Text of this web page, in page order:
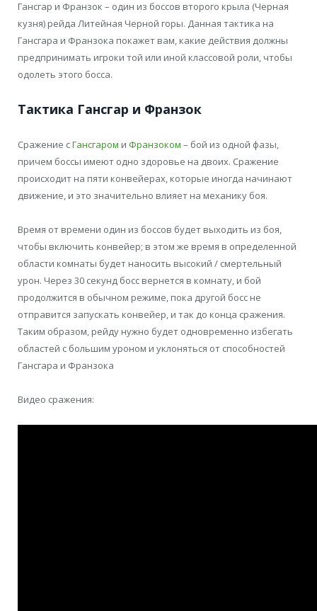
Гансгар и Франзок – один из боссов второго крыла (Черная
кузня) рейда Литейная Черной горы. Данная тактика на
Гансгара и Франзока покажет вам, какие действия должны
предпринимать игроки той или иной классовой роли, чтобы
одолеть этого босса.
Тактика Гансгар и Франзок
Сражение сГансгаром и Франзоком – бой из одной фазы,
причем боссы имеют одно здоровье на двоих. Сражение
происходит на пяти конвейерах, которые иногда начинают
движение, и это значительно влияет на механику боя.
Время от времени один из боссов будет выходить из боя,
чтобы включить конвейер; в этом же время в определенной
области комнаты будет наносить высокий / смертельный
урон. Через 30 секунд босс вернется в комнату, и бой
продолжится в обычном режиме, пока другой босс не
отправится запускать конвейер, и так до конца сражения.
Таким образом, рейду нужно будет одновременно избегать
областей с большим уроном и уклоняться от способностей
Гансгара и Франзока
Видео сражения: